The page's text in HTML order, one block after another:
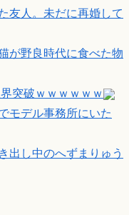
友人。未だに再婚して
が野良時代に食べた物
突破ｗｗｗｗｗｗ
モデル事務所にいた
出し中のへずまりゅう